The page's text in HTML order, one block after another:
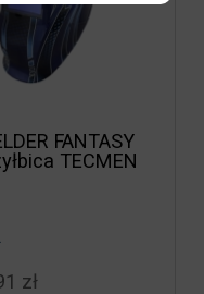
FANTASY
TECMEN
zł